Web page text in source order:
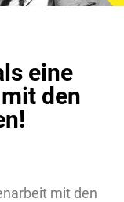
eine
den
mit den